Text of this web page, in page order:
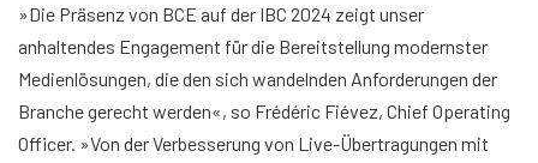
»Die Präsenz von BCE auf der IBC 2024 zeigt unser
anhaltendes Engagement für die Bereitstellung modernster
Medienlösungen, die den sich wandelnden Anforderungen der
Branche gerecht werden«, so Frédéric Fiévez, Chief Operating
Officer. »Von der Verbesserung von Live-Übertragungen mit